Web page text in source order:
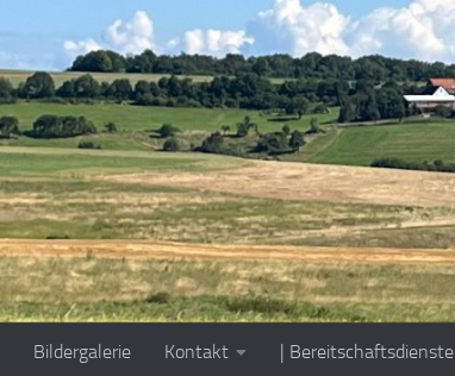
Bildergalerie Kontakt | Bereitschaftsdienste